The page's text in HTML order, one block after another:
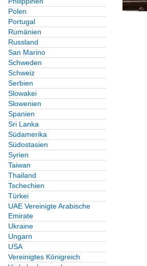
Polen
Portugal
Rumänien
Russland
San Marino
Schweden
Schweiz
Serbien
Slowakei
Slowenien
Spanien
Sri Lanka
Südamerika
Südostasien
Syrien
Taiwan
Thailand
Tschechien
Türkei
UAE Vereinigte Arabische
Emirate
Ukraine
Ungarn
USA
Vereinigtes Königreich